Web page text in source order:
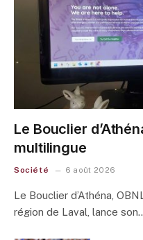
Le Bouclier
multilingue
Société 6 août 2026
Le Bouclier d’Athéna,
région de Laval, lance